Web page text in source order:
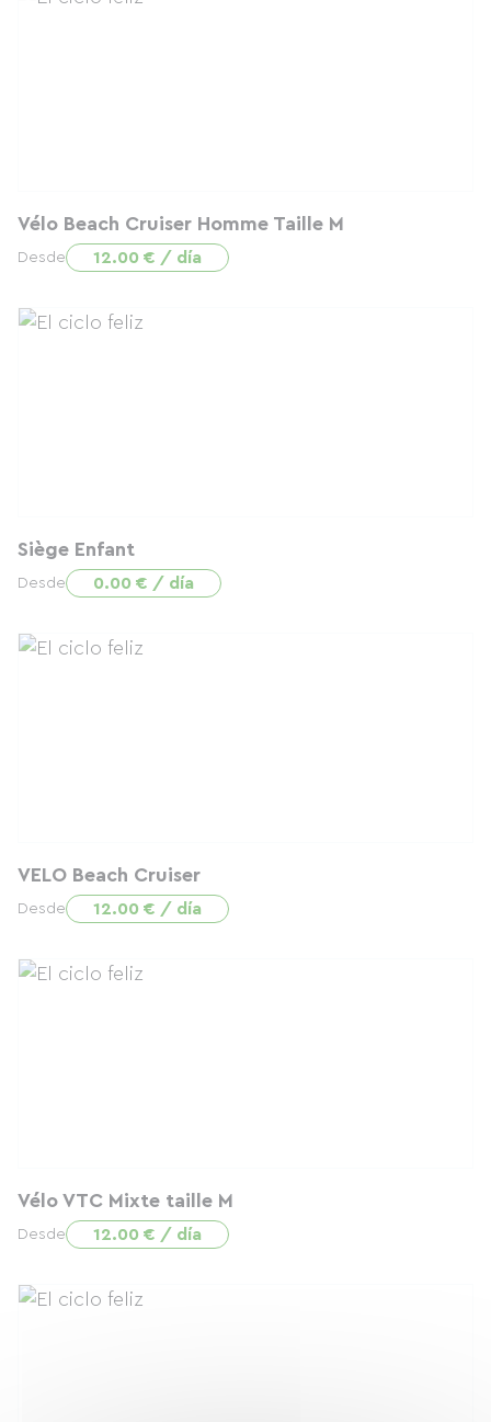
Vélo Beach Cruiser Homme Taille M
Desde 12.00 € / día
Siège Enfant
Desde 0.00 € / día
VELO Beach Cruiser
Desde 12.00 € / día
Vélo VTC Mixte taille M
Desde 12.00 € / día